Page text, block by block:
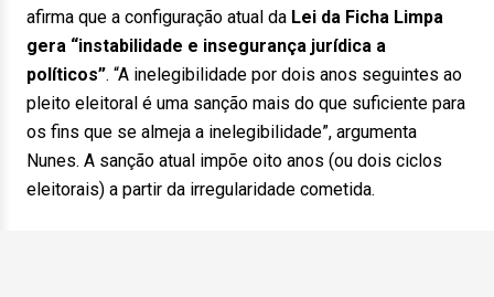
afirma que a configuração atual da Lei da Ficha Limpa
gera “instabilidade e insegurança jurídica a
políticos”. “A inelegibilidade por dois anos seguintes ao
pleito eleitoral é uma sanção mais do que suficiente para
os fins que se almeja a inelegibilidade”, argumenta
Nunes. A sanção atual impõe oito anos (ou dois ciclos
eleitorais) a partir da irregularidade cometida.